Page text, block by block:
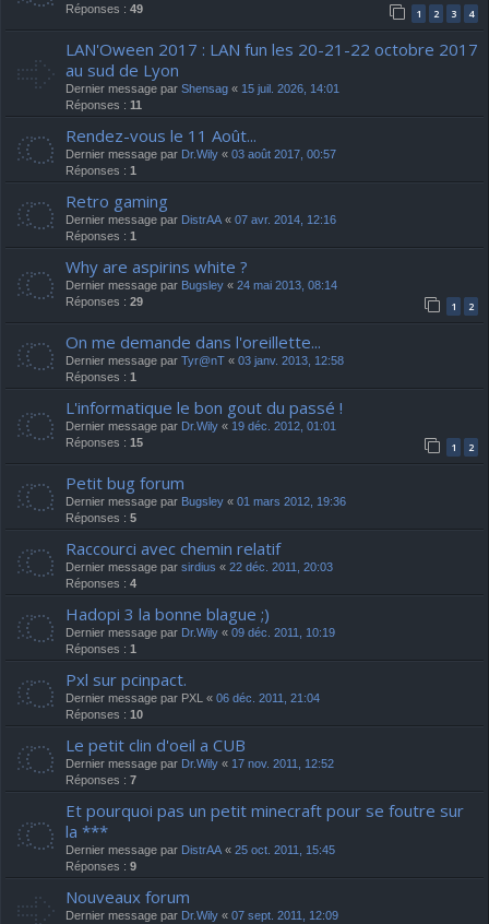
Réponses : 49 1 2 3 4
LAN'Oween 2017 : LAN fun les 20-21-22 octobre 2017
au sud de Lyon
Dernier message par Shensag « 15 juil. 2026, 14:01
Réponses : 11
Rendez-vous le 11 Août...
Dernier message par Dr.Wily « 03 août 2017, 00:57
Réponses : 1
Retro gaming
Dernier message par DistrAA « 07 avr. 2014, 12:16
Réponses : 1
Why are aspirins white ?
Dernier message par Bugsley « 24 mai 2013, 08:14
Réponses : 29 1 2
On me demande dans l'oreillette...
Dernier message par Tyr@nT « 03 janv. 2013, 12:58
Réponses : 1
L'informatique le bon gout du passé !
Dernier message par Dr.Wily « 19 déc. 2012, 01:01
Réponses : 15 1 2
Petit bug forum
Dernier message par Bugsley « 01 mars 2012, 19:36
Réponses : 5
Raccourci avec chemin relatif
Dernier message par sirdius « 22 déc. 2011, 20:03
Réponses : 4
Hadopi 3 la bonne blague ;)
Dernier message par Dr.Wily « 09 déc. 2011, 10:19
Réponses : 1
Pxl sur pcinpact.
Dernier message par PXL « 06 déc. 2011, 21:04
Réponses : 10
Le petit clin d'oeil a CUB
Dernier message par Dr.Wily « 17 nov. 2011, 12:52
Réponses : 7
Et pourquoi pas un petit minecraft pour se foutre sur
la ***
Dernier message par DistrAA « 25 oct. 2011, 15:45
Réponses : 9
Nouveaux forum
Dernier message par Dr.Wily « 07 sept. 2011, 12:09